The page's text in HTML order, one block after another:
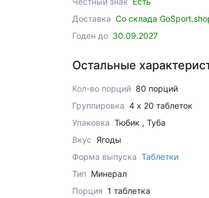
Доставка Со склада
Годен до 30.09.2027
Остальные
Кол-во порций 80 порций
Группировка 4 x 20 таблеток
Упаковка Тюбик , Туба
Вкус Ягоды
Форма выпуска Таблетки
Тип Минерал
Порция 1 таблетка